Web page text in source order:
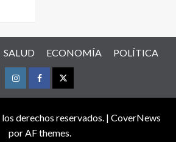
SALUD ECONOMÍA POLÍTICA
InstagramFacebookTwitter
derechos reservados. | CoverNews
por AF themes.